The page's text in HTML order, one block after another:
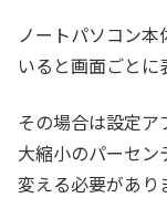
ノートパソコン
いると画面ごとに
その場合は設定
大縮小のパーセ
変える必要があり